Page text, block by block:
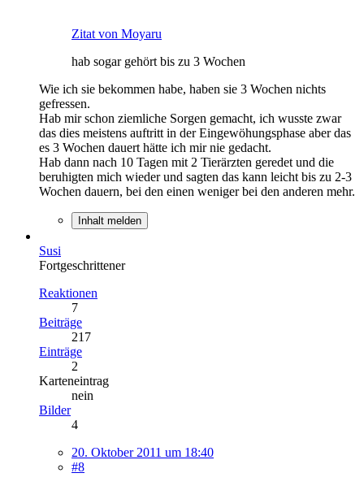
Zitat von Moyaru
hab sogar gehört bis zu 3 Wochen
Wie ich sie bekommen habe, haben sie 3 Wochen nichts
gefressen.
Hab mir schon ziemliche Sorgen gemacht, ich wusste zwar
das dies meistens auftritt in der Eingewöhungsphase aber das
es 3 Wochen dauert hätte ich mir nie gedacht.
Hab dann nach 10 Tagen mit 2 Tierärzten geredet und die
beruhigten mich wieder und sagten das kann leicht bis zu 2-3
Wochen dauern, bei den einen weniger bei den anderen mehr.
Inhalt melden
Susi
Fortgeschrittener
Reaktionen
7
Beiträge
217
Einträge
2
Karteneintrag
nein
Bilder
4
20. Oktober 2011 um 18:40
#8